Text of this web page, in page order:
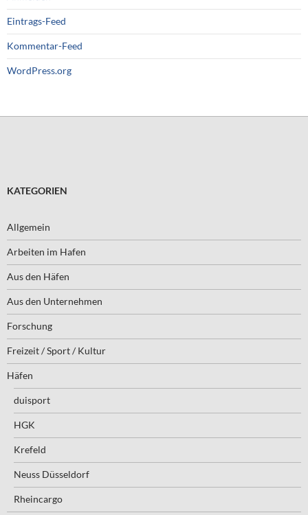
Eintrags-Feed
Kommentar-Feed
WordPress.org
KATEGORIEN
Allgemein
Arbeiten im Hafen
Aus den Häfen
Aus den Unternehmen
Forschung
Freizeit / Sport / Kultur
Häfen
duisport
HGK
Krefeld
Neuss Düsseldorf
Rheincargo